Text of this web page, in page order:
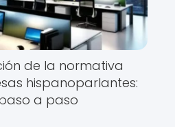
de la normativa
hispanoparlantes:
a paso